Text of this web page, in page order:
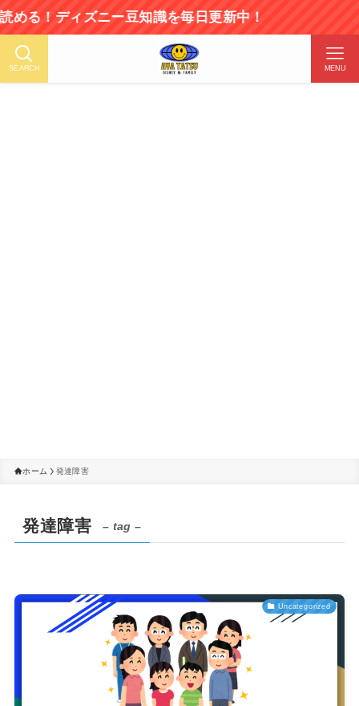
！ディズニー豆知識を毎日更新中！
SEARCH MENU
ホーム 発達障害
発達障害 – tag –
Uncategorized